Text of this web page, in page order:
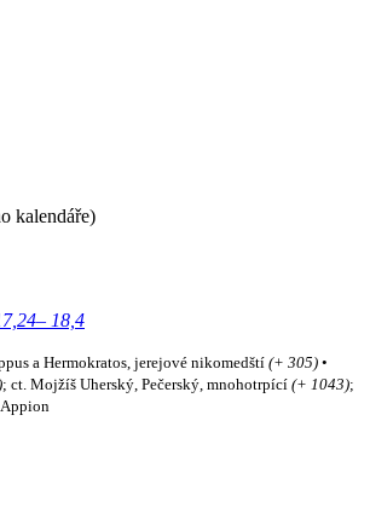
kalendáře)
18,4
a Hermokratos, jerejové nikomedští (+ 305) •
; ct. Mojžíš Uherský, Pečerský, mnohotrpící (+ 1043);
Appion